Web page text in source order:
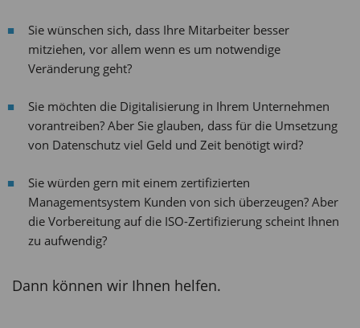
Sie wünschen sich, dass Ihre Mitarbeiter besser
mitziehen, vor allem wenn es um notwendige
Veränderung geht?
Sie möchten die Digitalisierung in Ihrem Unternehmen
vorantreiben? Aber Sie glauben, dass für die Umsetzung
von Datenschutz viel Geld und Zeit benötigt wird?
Sie würden gern mit einem zertifizierten
Managementsystem Kunden von sich überzeugen? Aber
die Vorbereitung auf die ISO-Zertifizierung scheint Ihnen
zu aufwendig?
Dann können wir Ihnen helfen.